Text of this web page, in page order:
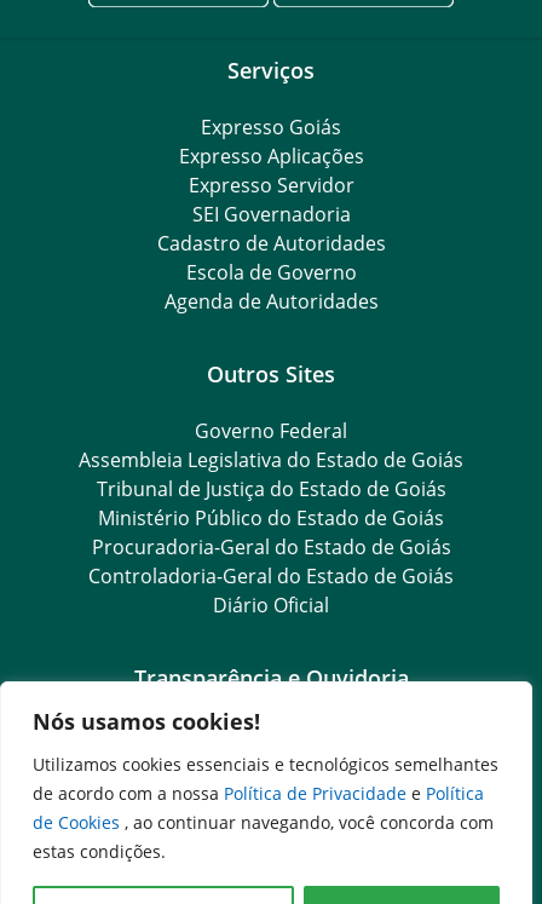
Nós usamos cookies!
Utilizamos cookies essenciais e tecnológicos semelhantes
de acordo com a nossa Política de Privacidade e Política
de Cookies , ao continuar navegando, você concorda com
estas condições.
Serviços
Expresso Goiás
Expresso Aplicações
Expresso Servidor
SEI Governadoria
Cadastro de Autoridades
Escola de Governo
Agenda de Autoridades
Outros Sites
Governo Federal
Assembleia Legislativa do Estado de Goiás
Tribunal de Justiça do Estado de Goiás
Ministério Público do Estado de Goiás
Procuradoria-Geral do Estado de Goiás
Controladoria-Geral do Estado de Goiás
Diário Oficial
Transparência e Ouvidoria
LGPD
Goiás Transparência
Dados Abertos Goiás
SIC – Serviço de Informação ao Cidadão
e-SIC – Serviço Eletrônico de Informação ao Cidadão
Ouvidoria Setorial (Expresso)